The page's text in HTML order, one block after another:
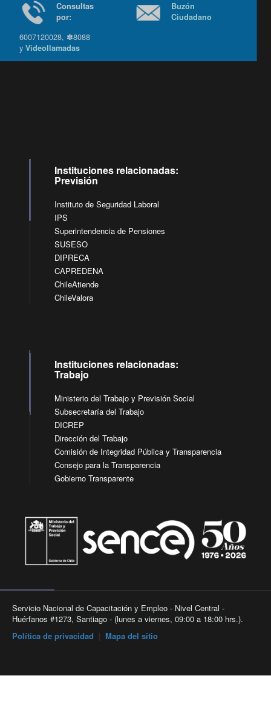
Consultas
por:
6007120028, ✽8088
yVideollamadas
Buzón
Ciudadano
Instituciones relacionadas:
Previsión
Instituto de Seguridad Laboral
IPS
Superintendencia de Pensiones
SUSESO
DIPRECA
CAPREDENA
ChileAtiende
ChileValora
Instituciones relacionadas:
Trabajo
Ministerio del Trabajo y Previsión Social
Subsecretaría del Trabajo
DICREP
Dirección del Trabajo
Comisión de Integridad Pública y Transparencia
Consejo para la Transparencia
Gobierno Transparente
Servicio Nacional de Capacitación y Empleo - Nivel Central -
Huérfanos #1273, Santiago - (lunes a viernes, 09:00 a 18:00 hrs.).
Política de privacidad
Mapa del sitio